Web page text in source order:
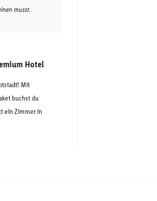
musst.
Hotel
Mit
buchst du
ein Zimmer in